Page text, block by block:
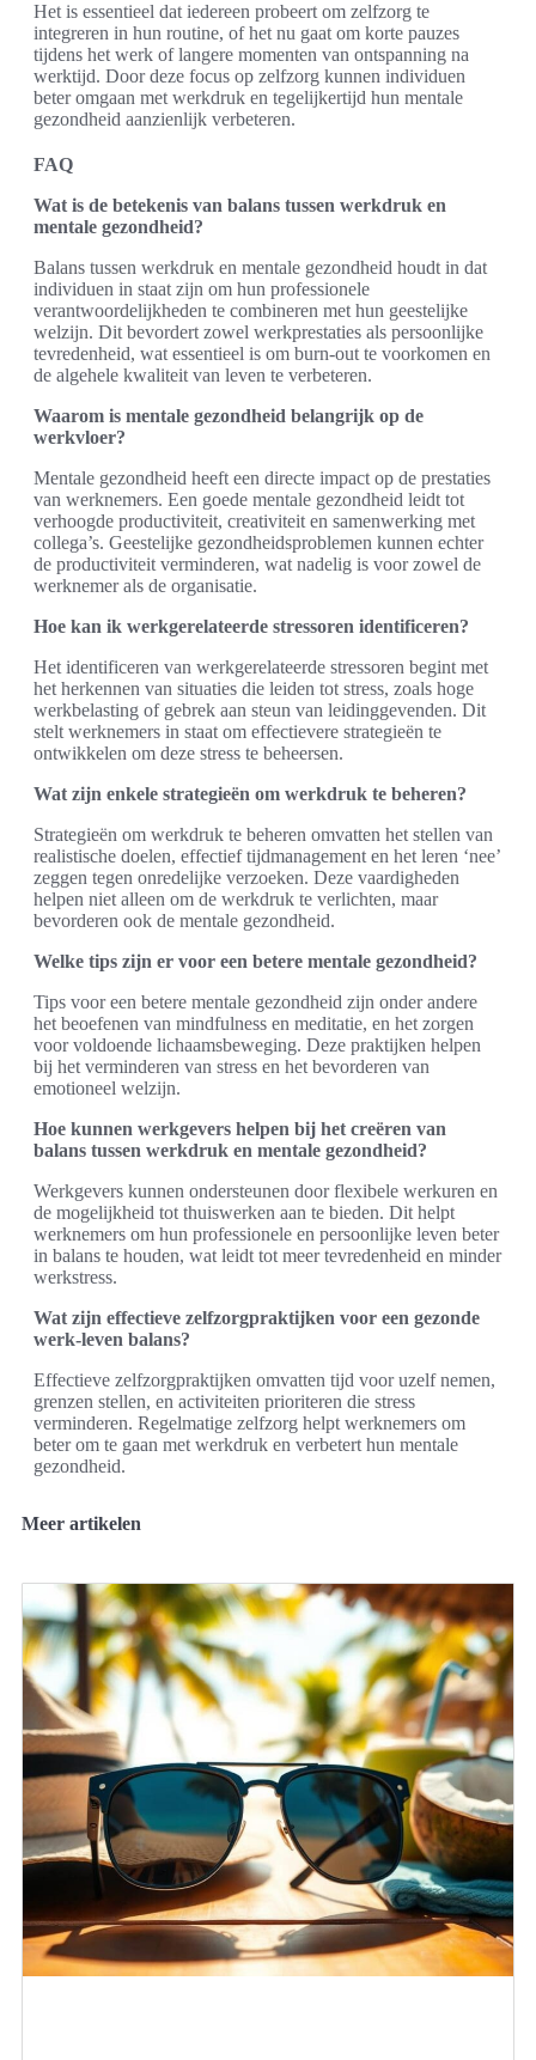
Het is essentieel dat iedereen probeert om zelfzorg te
integreren in hun routine, of het nu gaat om korte pauzes
tijdens het werk of langere momenten van ontspanning na
werktijd. Door deze focus op zelfzorg kunnen individuen
beter omgaan met werkdruk en tegelijkertijd hun mentale
gezondheid aanzienlijk verbeteren.
FAQ
Wat is de betekenis van balans tussen werkdruk en
mentale gezondheid?
Balans tussen werkdruk en mentale gezondheid houdt in dat
individuen in staat zijn om hun professionele
verantwoordelijkheden te combineren met hun geestelijke
welzijn. Dit bevordert zowel werkprestaties als persoonlijke
tevredenheid, wat essentieel is om burn-out te voorkomen en
de algehele kwaliteit van leven te verbeteren.
Waarom is mentale gezondheid belangrijk op de
werkvloer?
Mentale gezondheid heeft een directe impact op de prestaties
van werknemers. Een goede mentale gezondheid leidt tot
verhoogde productiviteit, creativiteit en samenwerking met
collega’s. Geestelijke gezondheidsproblemen kunnen echter
de productiviteit verminderen, wat nadelig is voor zowel de
werknemer als de organisatie.
Hoe kan ik werkgerelateerde stressoren identificeren?
Het identificeren van werkgerelateerde stressoren begint met
het herkennen van situaties die leiden tot stress, zoals hoge
werkbelasting of gebrek aan steun van leidinggevenden. Dit
stelt werknemers in staat om effectievere strategieën te
ontwikkelen om deze stress te beheersen.
Wat zijn enkele strategieën om werkdruk te beheren?
Strategieën om werkdruk te beheren omvatten het stellen van
realistische doelen, effectief tijdmanagement en het leren ‘nee’
zeggen tegen onredelijke verzoeken. Deze vaardigheden
helpen niet alleen om de werkdruk te verlichten, maar
bevorderen ook de mentale gezondheid.
Welke tips zijn er voor een betere mentale gezondheid?
Tips voor een betere mentale gezondheid zijn onder andere
het beoefenen van mindfulness en meditatie, en het zorgen
voor voldoende lichaamsbeweging. Deze praktijken helpen
bij het verminderen van stress en het bevorderen van
emotioneel welzijn.
Hoe kunnen werkgevers helpen bij het creëren van
balans tussen werkdruk en mentale gezondheid?
Werkgevers kunnen ondersteunen door flexibele werkuren en
de mogelijkheid tot thuiswerken aan te bieden. Dit helpt
werknemers om hun professionele en persoonlijke leven beter
in balans te houden, wat leidt tot meer tevredenheid en minder
werkstress.
Wat zijn effectieve zelfzorgpraktijken voor een gezonde
werk-leven balans?
Effectieve zelfzorgpraktijken omvatten tijd voor uzelf nemen,
grenzen stellen, en activiteiten prioriteren die stress
verminderen. Regelmatige zelfzorg helpt werknemers om
beter om te gaan met werkdruk en verbetert hun mentale
gezondheid.
Meer artikelen